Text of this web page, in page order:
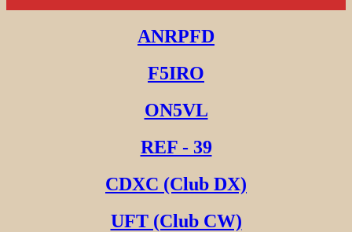
ANRPFD
F5IRO
ON5VL
REF - 39
CDXC (Club DX)
UFT (Club CW)